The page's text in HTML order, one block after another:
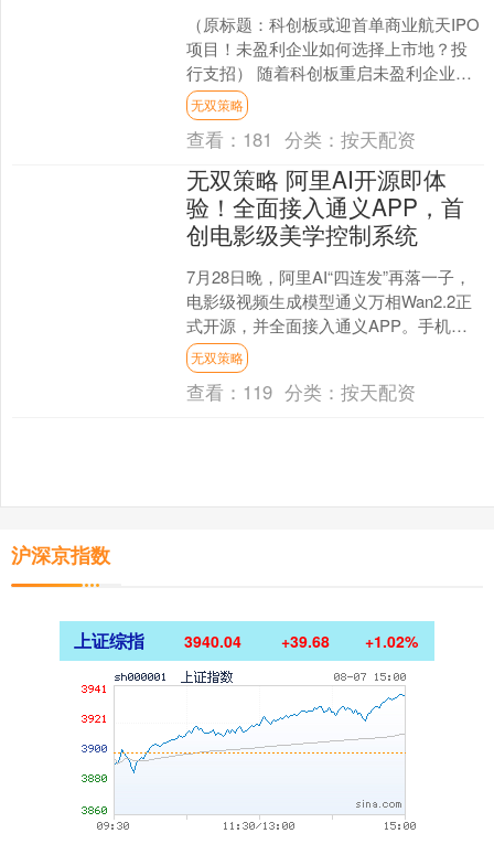
（原标题：科创板或迎首单商业航天IPO
项目！未盈利企业如何选择上市地？投
行支招） 随着科创板重启未盈利企业适
用第五套标准上市并扩大适用范围以及
创业板启动第三套标....
无双策略
查看： 181 分类：按天配资
无双策略 阿里AI开源即体
验！全面接入通义APP，首
创电影级美学控制系统
7月28日晚，阿里AI“四连发”再落一子，
电影级视频生成模型通义万相Wan2.2正
式开源，并全面接入通义APP。手机用
户只需在通义APP中输入文本或图片，
即可化....
无双策略
查看： 119 分类：按天配资
沪深京指数
上证综指 3940.04 +39.68 +1.02%